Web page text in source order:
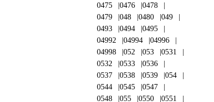
0475
0476
0478
0479
048 0480
049
0493
0494
0495
04992
04994
04996
04998
052 053
0531
0532
0533
0536
0537
0538 0539
054
0544
0545
0547
0548
055 0550
0551